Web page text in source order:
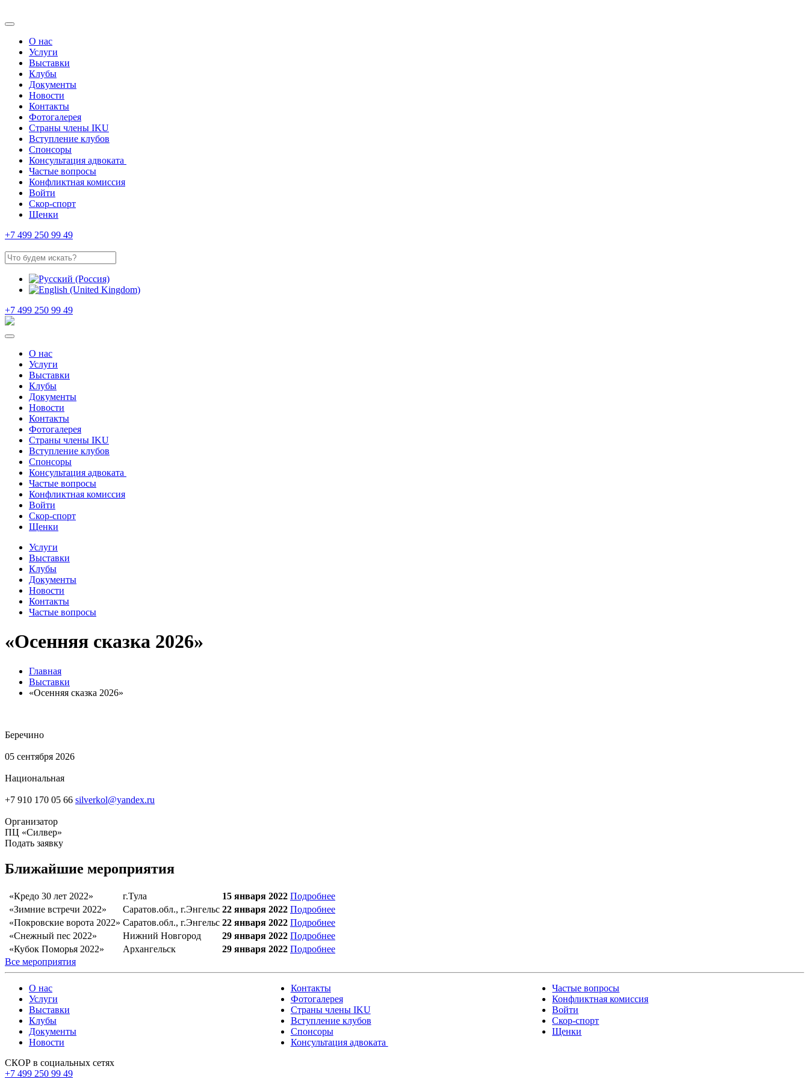
О нас
Услуги
Выставки
Клубы
Документы
Новости
Контакты
Фотогалерея
Страны члены IKU
Вступление клубов​
Спонсоры
Консультация адвоката ​
Частые вопросы
Конфликтная комиссия
Войти
Скор-спорт
Щенки
+7 499 250 99 49
+7 499 250 99 49
О нас
Услуги
Выставки
Клубы
Документы
Новости
Контакты
Фотогалерея
Страны члены IKU
Вступление клубов​
Спонсоры
Консультация адвоката ​
Частые вопросы
Конфликтная комиссия
Войти
Скор-спорт
Щенки
Услуги
Выставки
Клубы
Документы
Новости
Контакты
Частые вопросы
«Осенняя сказка 2026»
Главная
Выставки
«Осенняя сказка 2026»
Беречино
05 сентября 2026
Национальная
+7 910 170 05 66 silverkol@yandex.ru
Организатор
ПЦ «Силвер»
Подать заявку
Ближайшие мероприятия
«Кредо 30 лет 2022» г.Тула 15 января 2022 Подробнее
«Зимние встречи 2022»
Саратов.обл., г.Энгельс 22 января 2022 Подробнее
«Покровские ворота 2022» Саратов.обл., г.Энгельс 22 января 2022 Подробнее
«Снежный пес 2022»
Нижний Новгород 29 января 2022 Подробнее
«Кубок Поморья 2022»
Архангельск 29 января 2022 Подробнее
Все мероприятия
О нас
Услуги
Выставки
Клубы
Документы
Новости
Контакты
Фотогалерея
Страны члены IKU
Вступление клубов​
Спонсоры
Консультация адвоката ​
Частые вопросы
Конфликтная комиссия
Войти
Скор-спорт
Щенки
СКОР в социальных сетях
+7 499 250 99 49